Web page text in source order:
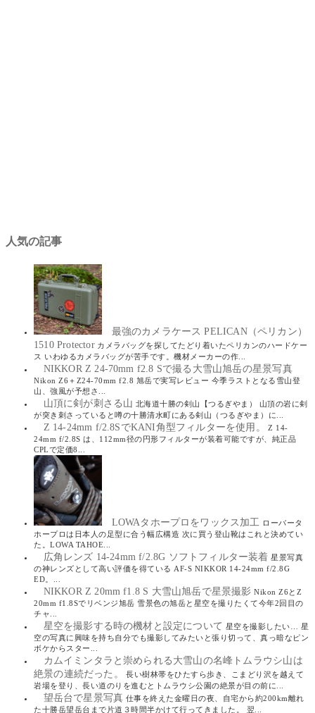
人気の記事
最強のカメラケース PELICAN（ペリカン）
1510 Protector カメラバッグを探してたどり着いたペリカンのハードケー
ス いわゆるカメラバッグが苦手です。機材メーカーの作...
NIKKOR Z 24-70mm f2.8 Sで撮る大雪山旭岳の星景写真
Nikon Z6＋Z24-70mm f2.8 旭岳で実写レビュー 今季ラストとなる雪山登
山、強風が予想さ...
山頂に剣が刺さる山 北海道十勝の剣山【つるぎやま） 山頂の岩に剣
が突き刺さっていると噂の十勝清水町にある剣山（つるぎやま）に...
Z 14-24mm f/2.8SでKANI角型フィルターを使用。
Z 14-
24mm f/2.8S は、112mm径の円形フィルターが装着可能ですが、純正品
CPLで定価8...
LOWAタホープロをワックス加工 ローバータ
ホープロは日本人の足型に合う幅広構造 次に買う登山靴はこれと決めてい
た。LOWA TAHOE...
広角レンズ 14-24mm f/2.8G ソフトフィルター装着 星景写真
の神レンズとして高い評価を得ている AF-S NIKKOR 14-24mm f/2.8G
ED。...
NIKKOR Z 20mm f1.8 S 大雪山旭岳で星景撮影 Nikon Z6とZ
20mm f1.8Sでリベンジ旭岳 雪景色の旭岳と星空を撮りたくて今年2回目の
チャ...
星空を撮影する時の機材と設定について 星空を撮影したい… 星
空の写真に興味を持ち自分でも撮影してみたいと張り切って、真っ暗なピン
ボケからスター...
カムイミンタラと崇められる大雪山の名峰トムラウシ山は
絶景の連続だった。
長い樹林帯をひたすら歩き、こまどり沢を越えて
岩場を登り、長い道のりを進むとトムラウシ公園の絶景が目の前に...
望岳台で星景写真 仕事を終えた金曜日の夜、自宅から約200km離れ
た十勝岳望岳台まで片道３時間半かけて行ってきました。 翌...